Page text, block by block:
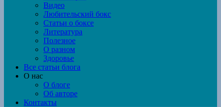
Видео
Любительский бокс
Статьи о боксе
Литература
Полезное
О разном
Здоровье
Все статьи блога
О нас
О блоге
Об авторе
Контакты